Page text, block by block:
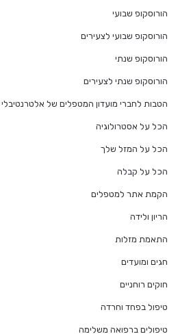
הורוסקופ שבועי
הורוסקופ שבועי לצעירים
הורוסקופ שנתי
הורוסקופ שנתי לצעירים
הטבות לחברי מועדון המטפלים של אלטרנטיבלי
הכל על אסטרולוגיה
הכל על המזל שלך
הכל על קבלה
הקמת אתר למטפלים
הריון ולידה
התאמת מזלות
חגים ומועדים
חוקים רוחניים
טיפול בפחד וחרדה
טיפולים ברפואה משלימה